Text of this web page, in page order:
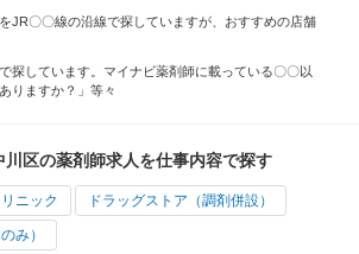
JR〇〇線の沿線で探していますが、おすすめの店舗
探しています。マイナビ薬剤師に載っている〇〇以
りますか？」等々
川区の薬剤師求人を仕事内容で探す
ニック ドラッグストア（調剤併設）
み）